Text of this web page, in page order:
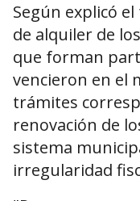
Según explicó
de alquiler de
que forman
vencieron en el
trámites
renovación de
sistema
irregularidad